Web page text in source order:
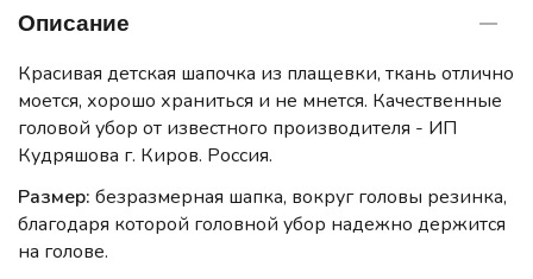
Описание
Красивая детская шапочка из плащевки, ткань отлично
моется, хорошо храниться и не мнется. Качественные
головой убор от известного производителя - ИП
Кудряшова г. Киров. Россия.
Размер: безразмерная шапка, вокруг головы резинка,
благодаря которой головной убор надежно держится
на голове.